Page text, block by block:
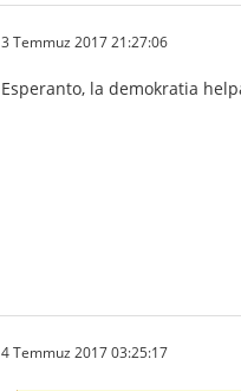
3 Temmuz 2017 21:27:06
Esperanto, la demokratia
4 Temmuz 2017 03:25:17